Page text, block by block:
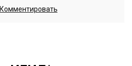
Комментировать